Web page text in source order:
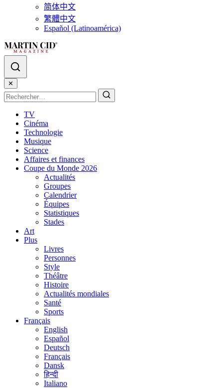
简体中文
繁體中文
Español (Latinoamérica)
✕
TV
Cinéma
Technologie
Musique
Science
Affaires et finances
Coupe du Monde 2026
Actualités
Groupes
Calendrier
Équipes
Statistiques
Stades
Art
Plus
Livres
Personnes
Style
Théâtre
Histoire
Actualités mondiales
Santé
Sports
Français
English
Español
Deutsch
Français
Dansk
हिन्दी
Italiano